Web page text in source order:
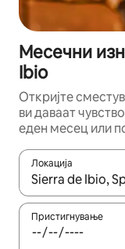
Месечни
Ibio
Откријте
ви даваат
еден месец или
Локација
Кога
Пристигнување